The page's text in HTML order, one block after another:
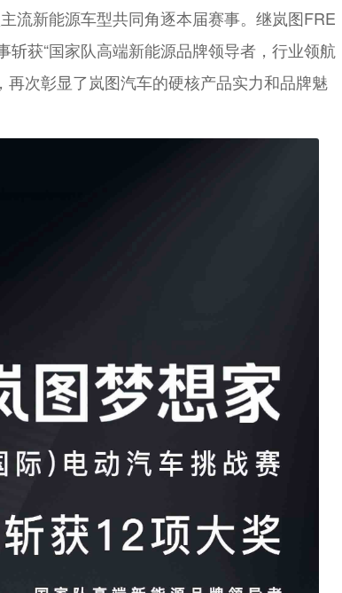
流新能源车型共同角逐本届赛事。继岚图FRE
获“国家队高端新能源品牌领导者，行业领航
次彰显了岚图汽车的硬核产品实力和品牌魅